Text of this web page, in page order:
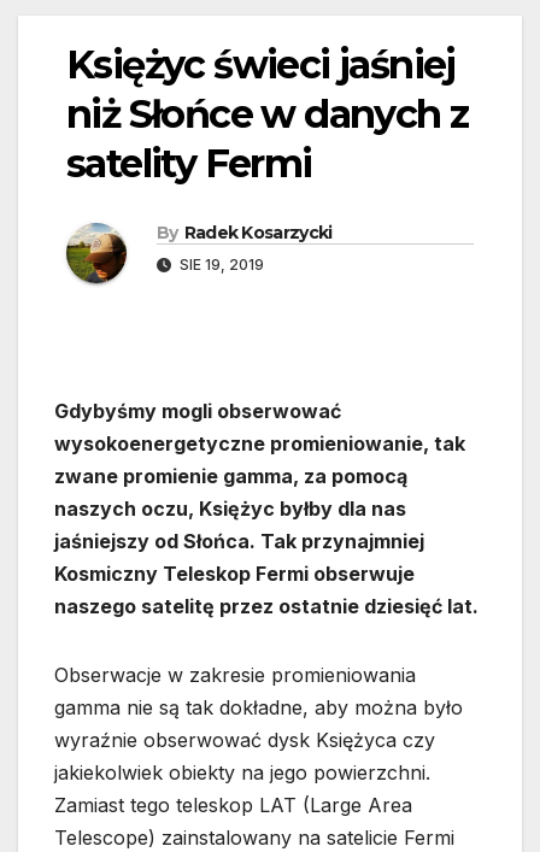
Księżyc świeci jaśniej
niż Słońce w danych z
satelity Fermi
By Radek Kosarzycki
SIE 19, 2019
Gdybyśmy mogli obserwować
wysokoenergetyczne promieniowanie, tak
zwane promienie gamma, za pomocą
naszych oczu, Księżyc byłby dla nas
jaśniejszy od Słońca. Tak przynajmniej
Kosmiczny Teleskop Fermi obserwuje
naszego satelitę przez ostatnie dziesięć lat.
Obserwacje w zakresie promieniowania
gamma nie są tak dokładne, aby można było
wyraźnie obserwować dysk Księżyca czy
jakiekolwiek obiekty na jego powierzchni.
Zamiast tego teleskop LAT (Large Area
Telescope) zainstalowany na satelicie Fermi